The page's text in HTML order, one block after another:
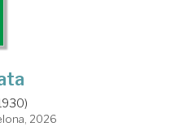
2026